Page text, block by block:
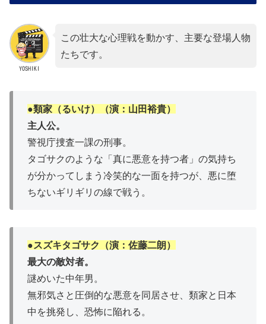
YOSHIKI
この壮大な心理戦を動かす、主要な登場人物
たちです。
●類家（るいけ）（演：山田裕貴）
主人公。
警視庁捜査一課の刑事。
タゴサクのような「真に悪意を持つ者」の気持ち
が分かってしまう冷笑的な一面を持つが、悪に堕
ちないギリギリの線で戦う。
●スズキタゴサク（演：佐藤二朗）
最大の敵対者。
謎めいた中年男。
無邪気さと圧倒的な悪意を同居させ、類家と日本
中を挑発し、恐怖に陥れる。